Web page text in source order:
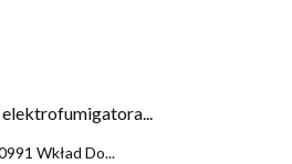
Wkład Do...